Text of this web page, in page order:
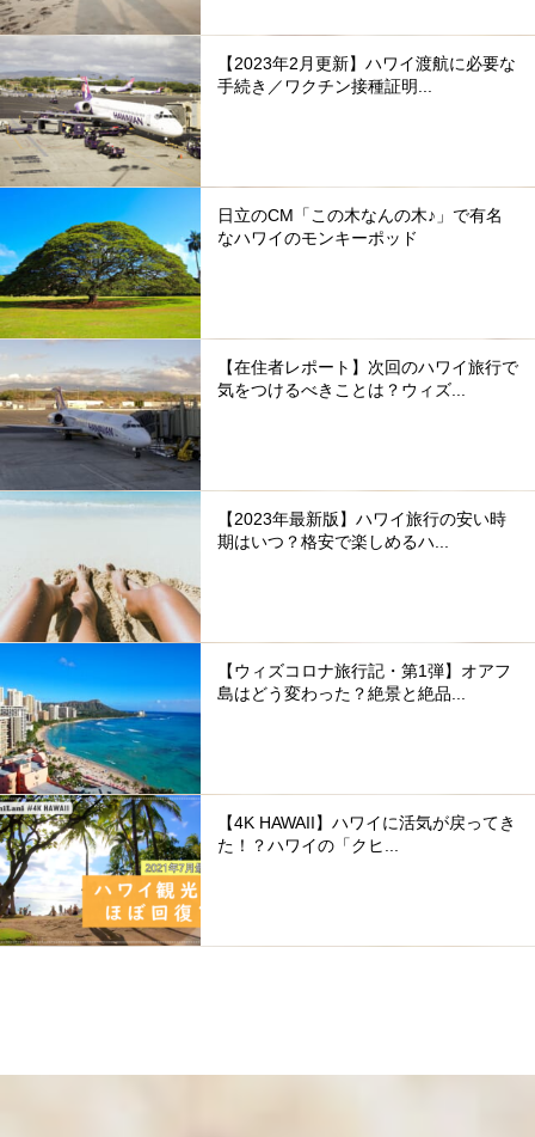
【2023年2月更新】ハワイ渡航に必要な
手続き／ワクチン接種証明...
日立のCM「この木なんの木♪」で有名
なハワイのモンキーポッド
【在住者レポート】次回のハワイ旅行で
気をつけるべきことは？ウィズ...
【2023年最新版】ハワイ旅行の安い時
期はいつ？格安で楽しめるハ...
【ウィズコロナ旅行記・第1弾】オアフ
島はどう変わった？絶景と絶品...
【4K HAWAII】ハワイに活気が戻ってき
た！？ハワイの「クヒ...